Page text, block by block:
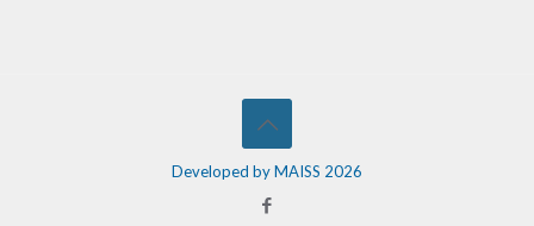
Developed by MAISS 2026